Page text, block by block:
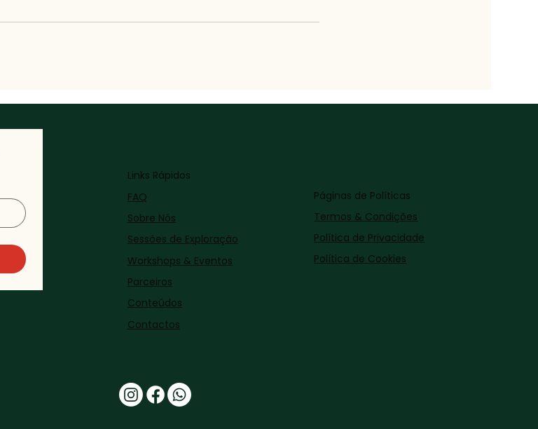
Páginas de Políticas
Termos & Condições
Política de Privacidade
Política de Cookies
Links Rápidos
FAQ
Sobre Nós
Sessões de Exploração
Workshops & Eventos
Parceiros
Conteúdos
Contactos